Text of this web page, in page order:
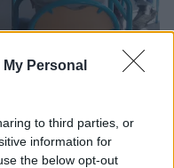
Personal
to third parties, or
information for
the below opt-out
για τους